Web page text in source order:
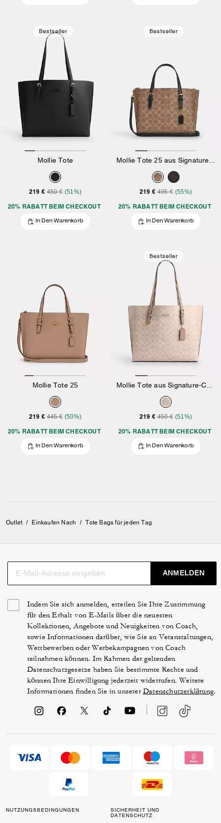
Bestseller
Mollie Tote
219 € 450 € (51%)
20% RABATT BEIM CHECKOUT
In Den Warenkorb
Bestseller
219 € 495 € (55%)
20% RABATT BEIM CHECKOUT
In Den Warenkorb
Mollie Tote 25
219 € 445 € (50%)
20% RABATT BEIM CHECKOUT
In Den Warenkorb
Bestseller
219 € 450 € (51%)
20% RABATT BEIM CHECKOUT
In Den Warenkorb
Outlet / Einkaufen Nach / Tote Bags für jeden Tag
ANMELDEN
Indem Sie sich anmelden, erteilen Sie Ihre Zustimmung
für den Erhalt von E-Mails über die neuesten
Kollektionen, Angebote und Neuigkeiten von Coach,
sowie Informationen darüber, wie Sie an Veranstaltungen,
Wettbewerben oder Werbekampagnen von Coach
teilnehmen können. Im Rahmen der geltenden
Datenschutzgesetze haben Sie bestimmte Rechte und
können Ihre Einwilligung jederzeit widerrufen. Weitere
Informationen finden Sie in unsererDatenschutzerklärung.
NUTZUNGSBEDINGUNGEN
SICHERHEIT UND
DATENSCHUTZ